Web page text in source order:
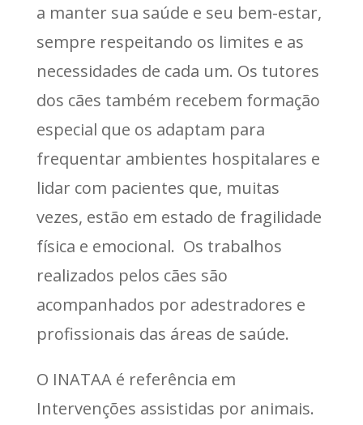
a manter sua saúde e seu bem-estar,
sempre respeitando os limites e as
necessidades de cada um. Os tutores
dos cães também recebem formação
especial que os adaptam para
frequentar ambientes hospitalares e
lidar com pacientes que, muitas
vezes, estão em estado de fragilidade
física e emocional. Os trabalhos
realizados pelos cães são
acompanhados por adestradores e
profissionais das áreas de saúde.
O INATAA é referência em
Intervenções assistidas por animais.